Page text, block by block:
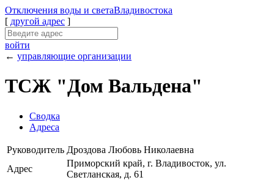
Отключения воды и светаВладивостока
[ другой адрес ]
войти
← управляющие организации
ТСЖ "Дом Вальдена"
Сводка
Адреса
Руководитель Дроздова Любовь Николаевна
Адрес
Приморский край, г. Владивосток, ул.
Светланская, д. 61